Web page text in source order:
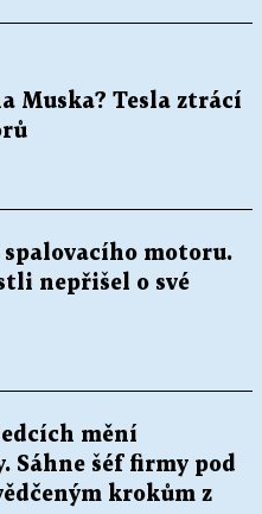
Muska? Tesla ztrácí
spalovacího motoru.
nepřišel o své
mění
Sáhne šéf firmy pod
krokům z